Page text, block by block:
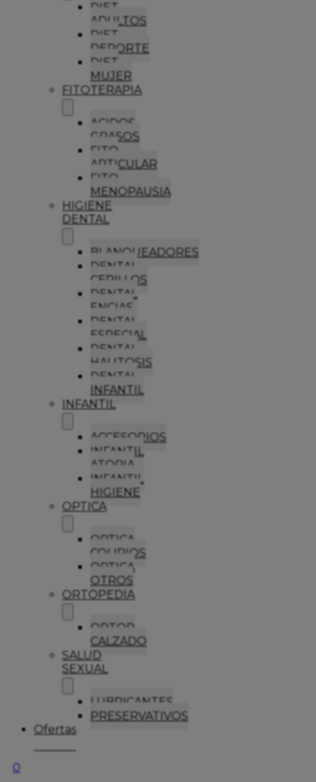
DIET
ADULTOS
DIET
DEPORTE
DIET
MUJER
FITOTERAPIA
ACIDOS
GRASOS
FITO
ARTICULAR
FITO
MENOPAUSIA
HIGIENE
DENTAL
BLANQUEADORES
DENTAL
CEPILLOS
DENTAL
ENCIAS
DENTAL
ESPECIAL
DENTAL
HALITOSIS
DENTAL
INFANTIL
INFANTIL
ACCESORIOS
INFANTIL
ATOPIA
INFANTIL
HIGIENE
OPTICA
OPTICA
COLIRIOS
OPTICA
OTROS
ORTOPEDIA
ORTOP
CALZADO
SALUD
SEXUAL
LUBRICANTES
PRESERVATIVOS
Ofertas
0